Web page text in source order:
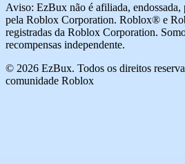
Aviso: EzBux não é afiliada, endossada,
pela Roblox Corporation. Roblox® e
registradas da Roblox Corporation.
recompensas independente.
© 2026 EzBux. Todos os direitos
comunidade Roblox